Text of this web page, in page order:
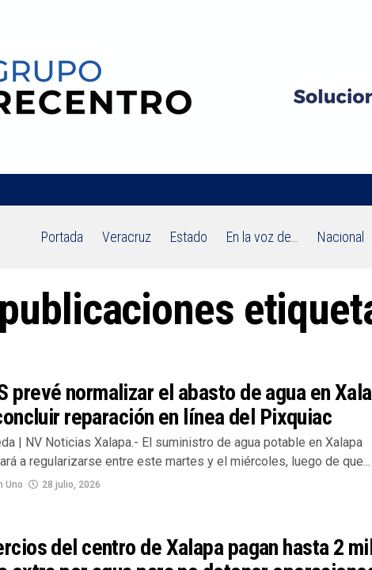
Portada Veracruz Estado En la voz de… Nacional
prevé normalizar el abasto de agua en
reparación en línea del Pixquiac
| NV Noticias Xalapa.- El suministro de agua potable en Xalapa
a regularizarse entre este martes y el miércoles, luego de que...
Uno 28 julio, 2026
del centro de Xalapa pagan hasta 2 mil